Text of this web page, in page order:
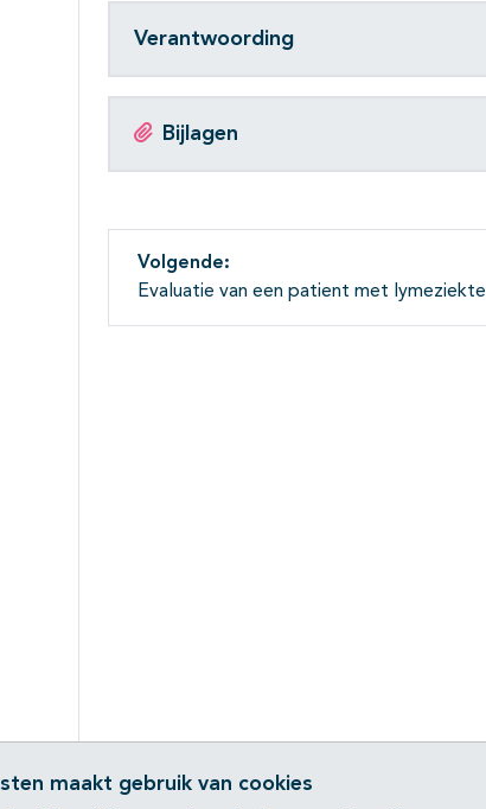
Verantwoording
Bijlagen
Volgende:
Evaluatie van een patient met lymeziekte
maakt gebruik van cookies